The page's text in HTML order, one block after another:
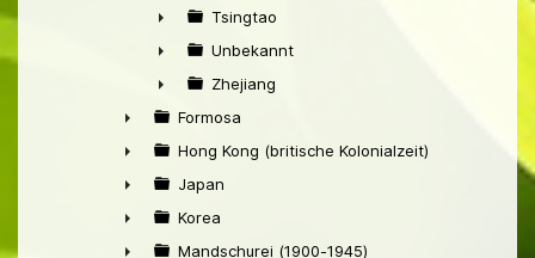
►
►
Tsingtao
►
Unbekannt
►
Zhejiang
►
Formosa
►
Hong Kong (britische Kolonialzeit)
►
Japan
►
Korea
Mandschurei (1900-1945)